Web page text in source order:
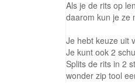
Als je de rits op
daarom kun je ze
Je hebt keuze uit
Je kunt ook 2
Splits de rits in 2
wonder zip tool